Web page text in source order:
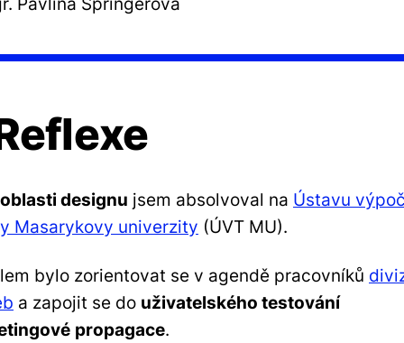
designu jsem absolvoval na Ústavu
Masarykovy univerzity (ÚVT MU).
bylo zorientovat se v agendě pracovníků
a zapojit se do uživatelského testování
propagace.